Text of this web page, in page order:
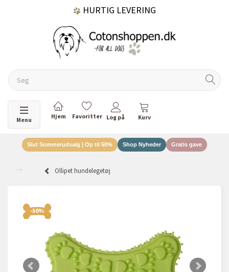
HURTIG LEVERING
60 DAGES RETURRET
Skifte navigation
Menu
Slut Sommerudsalg | Op til 50% Shop Nyheder Gratis gave
Ollipet hundelegetøj
-50%